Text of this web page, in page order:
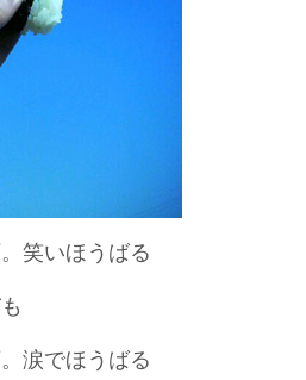
笑いほうばる
涙でほうばる